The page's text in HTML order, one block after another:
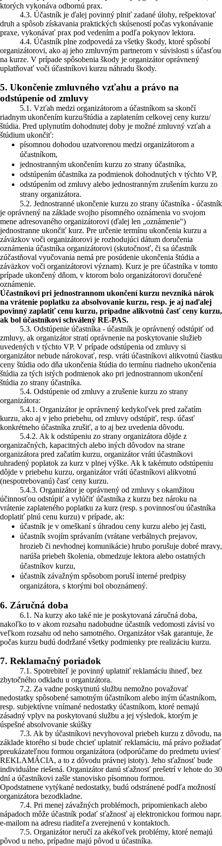
ktorých vykonáva odbornú prax.
4.3. Účastník je ďalej povinný plniť zadané úlohy, rešpektovať
druh a spôsob získavania praktických skúseností počas vykonávanie
praxe, vykonávať prax pod vedením a podľa pokynov lektora.
4.4. Účastník plne zodpovedá za všetky škody, ktoré spôsobí
organizátorovi, ako aj jeho zmluvným partnerom v súvislosti s účasťou
na kurze. V prípade spôsobenia škody je organizátor oprávnený
uplatňovať voči účastníkovi kurzu náhradu škody.
5. Ukončenie zmluvného vzťahu a právo na
odstúpenie od zmluvy
5.1. Vzťah medzi organizátorom a účastníkom sa skončí
riadnym ukončením kurzu/štúdia a zaplatením celkovej ceny kurzu/
štúdia. Pred uplynutím dohodnutej doby je možné zmluvný vzťah a
štúdium ukončiť:
písomnou dohodou uzatvorenou medzi organizátorom a
účastníkom,
jednostranným ukončením kurzu zo strany účastníka,
odstúpením účastníka za podmienok dohodnutých v týchto VP,
odstúpením od zmluvy alebo jednostranným zrušením kurzu zo
strany organizátora.
5.2. Jednostranné ukončenie kurzu zo strany účastníka - účastník
je oprávnený na základe svojho písomného oznámenia vo svojom
mene adresovaného organizátorovi (ďalej len „oznámenie")
jednostranne ukončiť kurz. Pre určenie termínu ukončenia kurzu a
záväzkov voči organizátorovi je rozhodujúci dátum doručenia
oznámenia účastníka organizátorovi (skutočnosť, či sa účastník
zúčastňoval vyučovania nemá pre posúdenie ukončenia štúdia a
záväzkov voči organizátorovi význam). Kurz je pre účastníka v tomto
prípade ukončený dňom, v ktorom bolo organizátorovi doručené
oznámenie.
Účastníkovi pri jednostrannom ukončení kurzu nevzniká nárok
na vrátenie poplatku za absolvovanie kurzu, resp. je aj naďalej
povinný zaplatiť cenu kurzu, prípadne alikvotnú časť ceny kurzu,
ak bol účastníkovi schválený RE-PAS.
5.3. Odstúpenie účastníka - účastník je oprávnený odstúpiť od
zmluvy, ak organizátor stratí oprávnenie na poskytovanie služieb
uvedených v týchto VP. V prípade odstúpenia od zmluvy si
organizátor nebude nárokovať, resp. vráti účastníkovi alikvotnú čiastku
ceny štúdia odo dňa ukončenia štúdia do termínu riadneho ukončenia
štúdia za tých istých podmienok ako pri jednostrannom ukončení
štúdia zo strany účastníka.
5.4. Odstúpenie od zmluvy a zrušenie kurzu zo strany
organizátora:
5.4.1. Organizátor je oprávnený kedykoľvek pred začatím
kurzu, ako aj v jeho priebehu, od zmluvy odstúpiť, resp. účasť
konkrétneho účastníka zrušiť, a to aj bez uvedenia dôvodu.
5.4.2. Ak k odstúpeniu zo strany organizátora dôjde z
organizačných, kapacitných alebo iných dôvodov na strane
organizátora pred začatím kurzu, organizátor vráti účastníkovi
uhradený poplatok za kurz v plnej výške. Ak k takémuto odstúpeniu
dôjde v priebehu kurzu, organizátor vráti účastníkovi alikvotnú
(nespotrebovanú) časť ceny kurzu.
5.4.3. Organizátor je oprávnený od zmluvy s okamžitou
účinnosťou odstúpiť a vylúčiť účastníka z kurzu bez nároku na
vrátenie zaplateného poplatku za kurz (resp. s povinnosťou účastníka
doplatiť plnú cenu kurzu) v prípade, ak:
účastník je v omeškaní s úhradou ceny kurzu alebo jej časti,
účastník svojím správaním (vrátane verbálnych prejavov,
hrozieb či nevhodnej komunikácie) hrubo porušuje dobré mravy,
narúša priebeh školenia, obmedzuje lektora alebo ostatných
účastníkov kurzu,
účastník závažným spôsobom poruší interné predpisy
organizátora, s ktorými bol oboznámený.
6. Záručná doba
6.1. Na kurzy ako také nie je poskytovaná záručná doba,
nakoľko to v akom rozsahu nadobudne účastník vedomosti závisí vo
veľkom rozsahu od neho samotného. Organizátor však garantuje, že
počas kurzu budú dodržané všetky podmienky pre realizáciu kurzu.
7. Reklamačný poriadok
7.1. Spotrebiteľ je povinný uplatniť reklamáciu ihneď, bez
zbytočného odkladu u organizátora.
7.2. Za vadne poskytnutú službu nemožno považovať
nedostatky spôsobené samotným účastníkom alebo iným účastníkom,
resp. subjektívne vnímané nedostatky účastníkom, ktoré nemajú
zásadný vplyv na poskytovanú službu a jej výsledok, ktorým je
úspešné absolvovanie skúšky
7.3. Ak by účastníkovi nevyhovoval priebeh kurzu z dôvodu, na
základe ktorého si bude chcieť uplatniť reklamáciu, má právo požiadať
preukázateľnou formou organizátora (odporúčame do predmetu uviesť
REKLAMÁCIA, a to z dôvodu právnej istoty). Jeho sťažnosť bude
individuálne riešená. Organizátor danú sťažnosť prešetrí v lehote do 30
dní a účastníkovi zašle stanovisko písomnou formou.
Opodstatnene vytýkané nedostatky, budú odstránené podľa možností
organizátora bezodkladne.
7.4. Pri menej závažných problémoch, pripomienkach alebo
nápadoch môže účastník podať sťažnosť aj elektronickou formou napr.
e-mailom na adresu riaditeľa zverejnenú v kontaktoch.
7.5. Organizátor neručí za akékoľvek problémy, ktoré nemajú
pôvod u neho, prípadne majú pôvod u účastníka.